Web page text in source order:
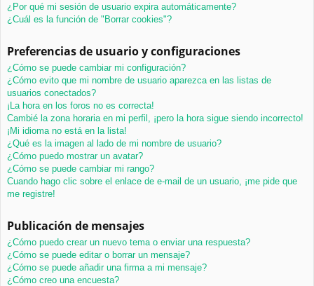
¿Por qué mi sesión de usuario expira automáticamente?
¿Cuál es la función de "Borrar cookies"?
Preferencias de usuario y configuraciones
¿Cómo se puede cambiar mi configuración?
¿Cómo evito que mi nombre de usuario aparezca en las listas de
usuarios conectados?
¡La hora en los foros no es correcta!
Cambié la zona horaria en mi perfil, ¡pero la hora sigue siendo incorrecto!
¡Mi idioma no está en la lista!
¿Qué es la imagen al lado de mi nombre de usuario?
¿Cómo puedo mostrar un avatar?
¿Cómo se puede cambiar mi rango?
Cuando hago clic sobre el enlace de e-mail de un usuario, ¡me pide que
me registre!
Publicación de mensajes
¿Cómo puedo crear un nuevo tema o enviar una respuesta?
¿Cómo se puede editar o borrar un mensaje?
¿Cómo se puede añadir una firma a mi mensaje?
¿Cómo creo una encuesta?